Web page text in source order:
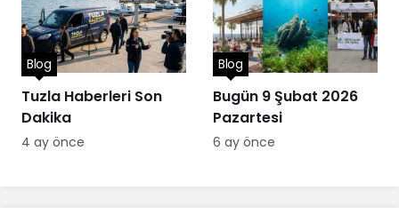
Tuzla Haberleri Son
Dakika
Blog
4 ay önce
Bugün 9 Şubat 2026
Pazartesi
Blog
6 ay önce